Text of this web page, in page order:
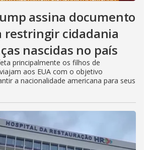
assina documento
restringir cidadania
nascidas no país
principalmente os filhos de
aos EUA com o objetivo
a nacionalidade americana para seus